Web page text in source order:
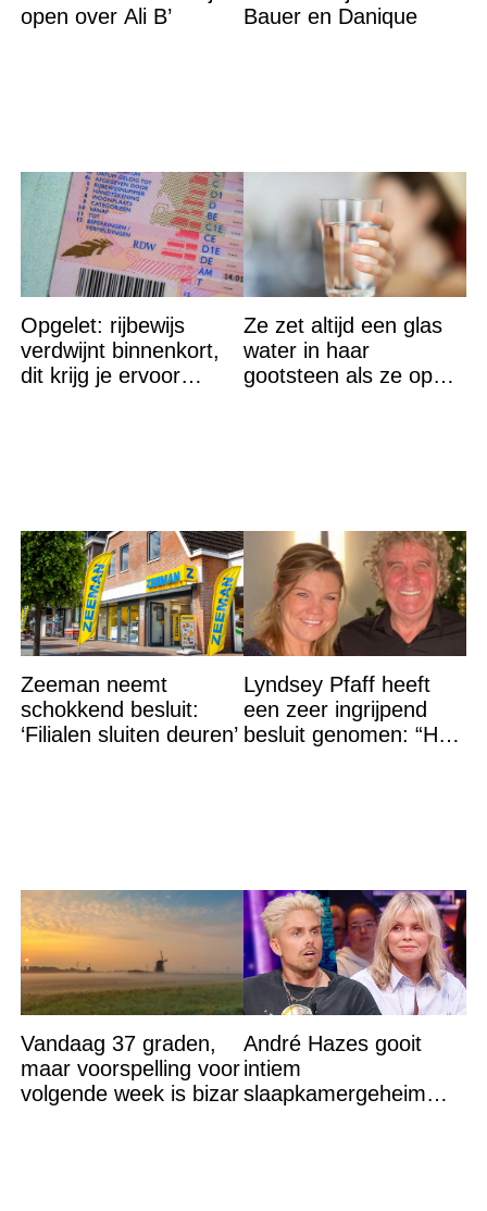
open over Ali B’
Bauer en Danique
Opgelet: rijbewijs
verdwijnt binnenkort,
dit krijg je ervoor
Ze zet altijd een glas
water in haar
gootsteen als ze op
Zeeman neemt
schokkend besluit:
‘Filialen sluiten deuren’
Lyndsey Pfaff heeft
een zeer ingrijpend
besluit genomen: “Het
Vandaag 37 graden,
maar voorspelling voor
volgende week is bizar
André Hazes gooit
intiem
slaapkamergeheim